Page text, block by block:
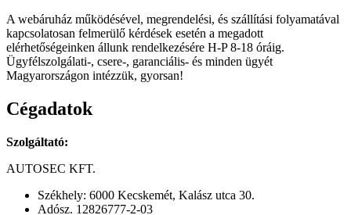
A webáruház működésével, megrendelési, és szállítási folyamatával
kapcsolatosan felmerülő kérdések esetén a megadott
elérhetőségeinken állunk rendelkezésére H-P 8-18 óráig.
Ügyfélszolgálati-, csere-, garanciális- és minden ügyét
Magyarországon intézzük, gyorsan!
Cégadatok
Szolgáltató:
AUTOSEC KFT.
Székhely: 6000 Kecskemét, Kalász utca 30.
Adósz. 12826777-2-03